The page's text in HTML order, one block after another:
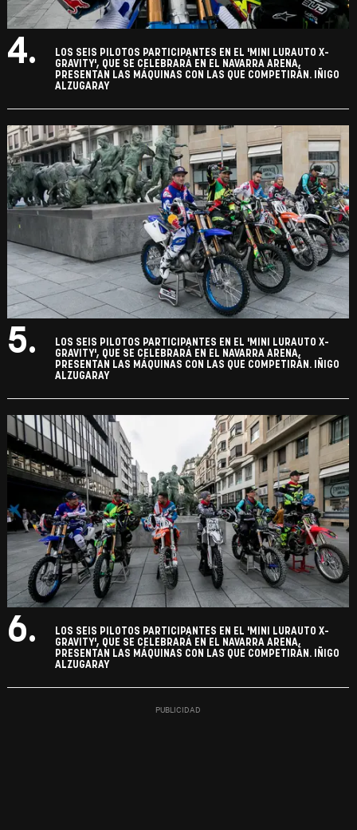
4.
LOS SEIS PILOTOS PARTICIPANTES EN EL 'MINI LURAUTO X-
GRAVITY', QUE SE CELEBRARÁ EN EL NAVARRA ARENA,
PRESENTAN LAS MÁQUINAS CON LAS QUE COMPETIRÁN. IÑIGO
ALZUGARAY
5.
LOS SEIS PILOTOS PARTICIPANTES EN EL 'MINI LURAUTO X-
GRAVITY', QUE SE CELEBRARÁ EN EL NAVARRA ARENA,
PRESENTAN LAS MÁQUINAS CON LAS QUE COMPETIRÁN. IÑIGO
ALZUGARAY
6.
LOS SEIS PILOTOS PARTICIPANTES EN EL 'MINI LURAUTO X-
GRAVITY', QUE SE CELEBRARÁ EN EL NAVARRA ARENA,
PRESENTAN LAS MÁQUINAS CON LAS QUE COMPETIRÁN. IÑIGO
ALZUGARAY